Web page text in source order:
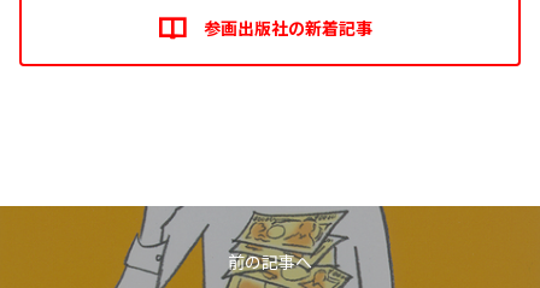
参画出版社の新着記事
前の記事へ